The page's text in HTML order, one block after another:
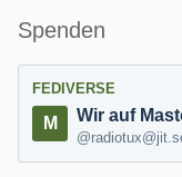
Spenden
FEDIVERSE
Wir auf